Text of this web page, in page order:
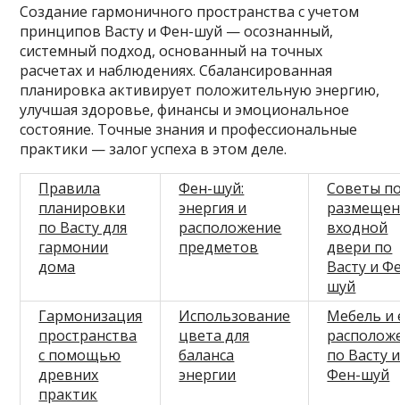
Создание гармоничного пространства с учетом
принципов Васту и Фен-шуй — осознанный,
системный подход, основанный на точных
расчетах и наблюдениях. Сбалансированная
планировка активирует положительную энергию,
улучшая здоровье, финансы и эмоциональное
состояние. Точные знания и профессиональные
практики — залог успеха в этом деле.
Правила
планировки
по Васту для
гармонии
дома
Фен-шуй:
энергия и
расположение
предметов
Советы
входной
двери по
Васту и
шуй
Гармонизация
пространства
с помощью
древних
практик
Использование
цвета для
баланса
энергии
Мебель и
по Васту и
Фен-шуй